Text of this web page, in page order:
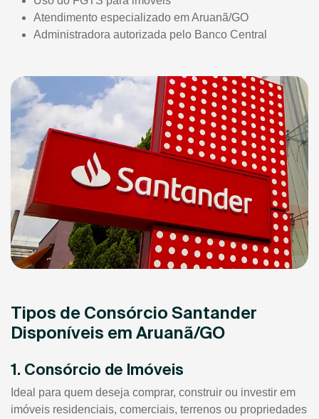
Atendimento especializado em Aruanã/GO
Administradora autorizada pelo Banco Central
Tipos de Consórcio Santander
Disponíveis em Aruanã/GO
1. Consórcio de Imóveis
Ideal para quem deseja comprar, construir ou investir em
imóveis residenciais, comerciais, terrenos ou propriedades